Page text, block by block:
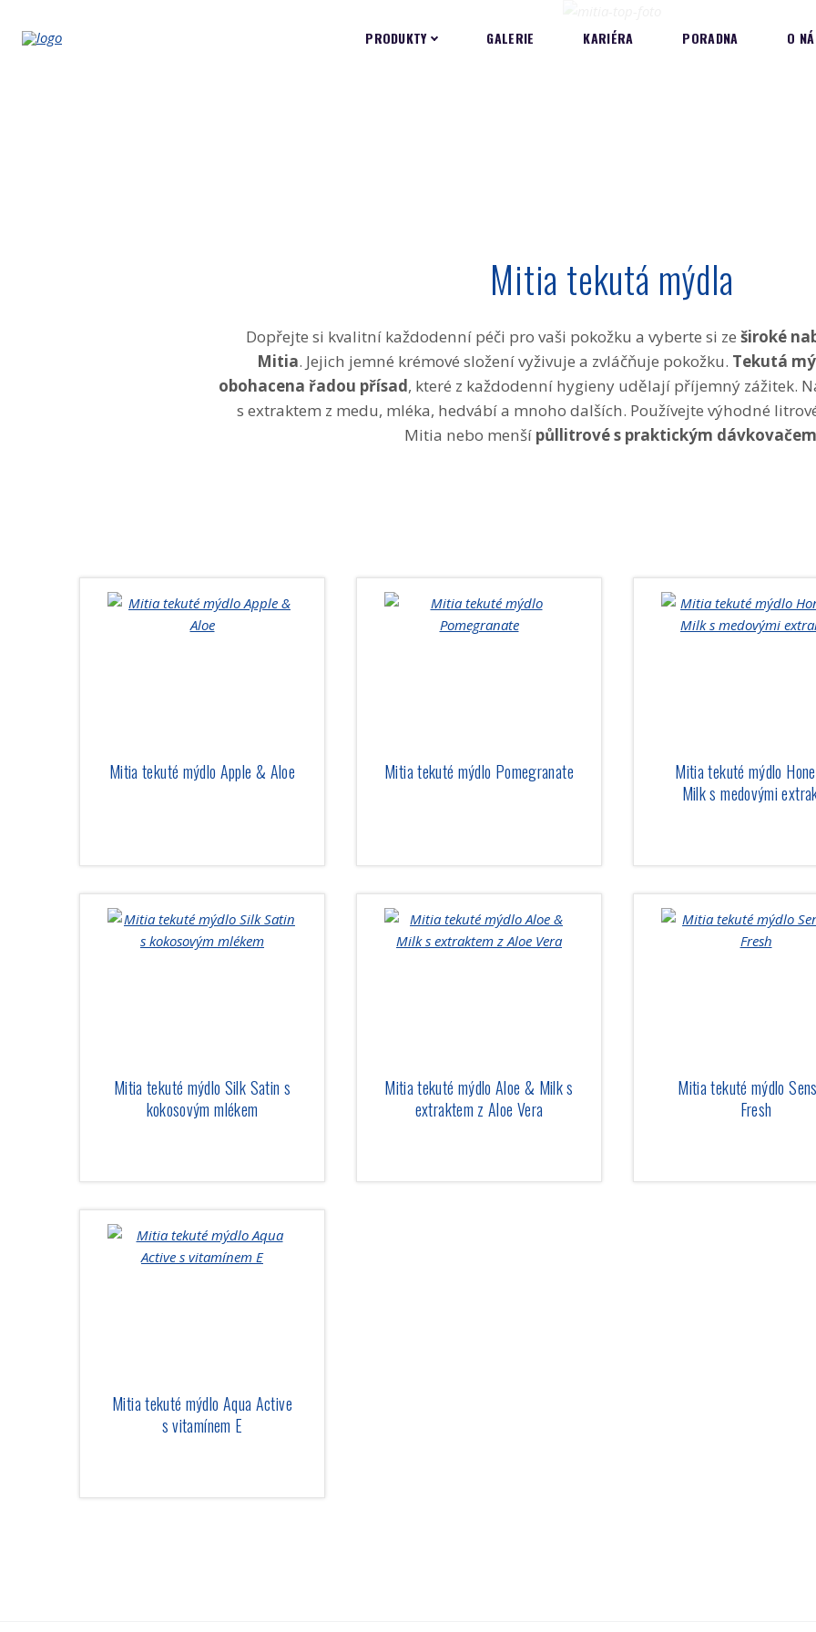
PRODUKTY GALERIE KARIÉRA PORADNA O
Mitia tekutá mýdla
Dopřejte si kvalitní každodenní péči pro vaši pokožku a vyberte si ze široké
Mitia. Jejich jemné krémové složení vyživuje a zvláčňuje pokožku. Tekutá
obohacena řadou přísad, které z každodenní hygieny udělají příjemný zážitek.
s extraktem z medu, mléka, hedvábí a mnoho dalších. Používejte výhodné
Mitia nebo menší půllitrové s praktickým dávkovačem
Mitia tekuté mýdlo Apple & Aloe Mitia tekuté mýdlo Pomegranate
Mitia tekuté mýdlo
Milk s medovými
Mitia tekuté mýdlo Silk Satin s
kokosovým mlékem
Mitia tekuté mýdlo Aloe & Milk s
extraktem z Aloe Vera
Mitia tekuté mýdlo
Fresh
Mitia tekuté mýdlo Aqua Active
s vitamínem E